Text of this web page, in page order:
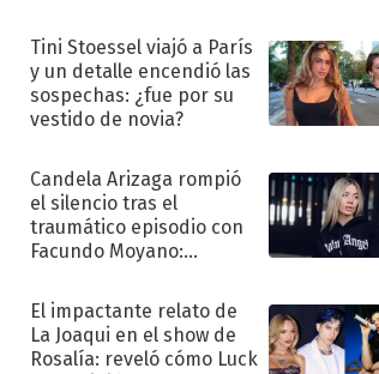
Tini Stoessel viajó a París
y un detalle encendió las
sospechas: ¿fue por su
vestido de novia?
Candela Arizaga rompió
el silencio tras el
traumático episodio con
Facundo Moyano:
El impactante relato de
La Joaqui en el show de
Rosalía: reveló cómo Luck